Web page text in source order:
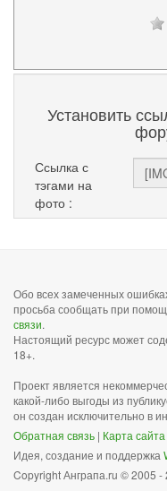
Установить
Ссылка с
тэгами на
фото :
Обо всех замеченных
просьба сообщать при
связи.
Настоящий ресурс может
18+.
Проект является
какой-либо выгоды из
он создан исключительно в
Обратная связь | Карта сайта
Идея, создание и поддержка
Copyright Анграпа.ru © 2005 -